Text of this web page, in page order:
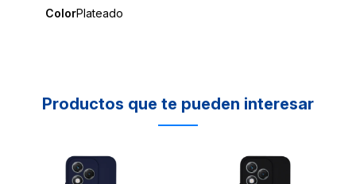
ColorPlateado
Productos que te pueden interesar